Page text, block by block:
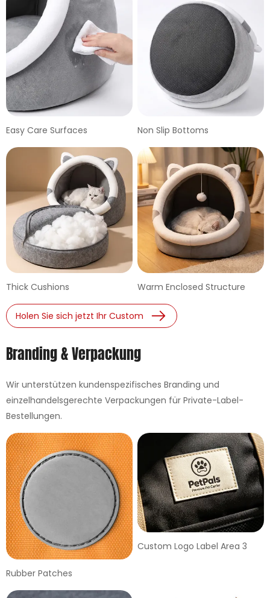
Easy Care Surfaces Non Slip Bottoms
Thick Cushions Warm Enclosed Structure
Holen Sie sich jetzt Ihr Custom
Branding & Verpackung
Wir unterstützen kundenspezifisches Branding und
einzelhandelsgerechte Verpackungen für Private-Label-
Bestellungen.
Rubber Patches
Custom Logo Label Area 3